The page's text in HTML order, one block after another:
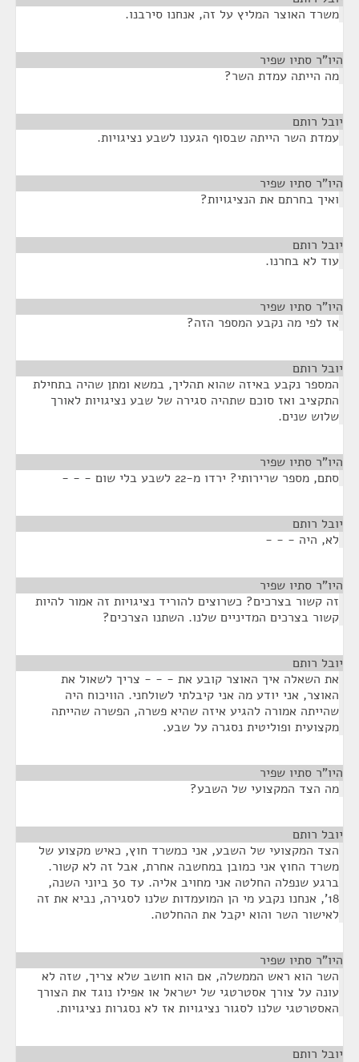
משרד האוצר המליץ על זה, אנחנו סירבנו.
היו"ר סתיו שפיר
מה הייתה עמדת השר?
יובל רותם
עמדת השר הייתה שבסוף הגענו לשבע נציגויות.
היו"ר סתיו שפיר
ואיך בחרתם את הנציגויות?
יובל רותם
עוד לא בחרנו.
היו"ר סתיו שפיר
אז לפי מה נקבע המספר הזה?
יובל רותם
המספר נקבע באיזה שהוא תהליך, במשא ומתן שהיה בתחילת
התקציב ואז סוכם שתהיה סגירה של שבע נציגויות לאורך
שלוש שנים.
היו"ר סתיו שפיר
סתם, מספר שרירותי? ירדו מ-22 לשבע בלי שום - - -
יובל רותם
לא, היה - - -
היו"ר סתיו שפיר
זה קשור בצרכים? כשרוצים להוריד נציגויות זה אמור להיות
קשור בצרכים המדיניים שלנו. השתנו הצרכים?
יובל רותם
את השאלה איך האוצר קובע את - - - צריך לשאול את
האוצר, אני יודע מה אני קיבלתי לשולחני. הוויכוח היה
שהייתה אמורה להגיע איזה שהיא פשרה, הפשרה שהייתה
מקצועית ופוליטית נסגרה על שבע.
היו"ר סתיו שפיר
מה הצד המקצועי של השבע?
יובל רותם
הצד המקצועי של השבע, אני כמשרד חוץ, כאיש מקצוע של
משרד החוץ אני כמובן במחשבה אחרת, אבל זה לא קשור.
ברגע שנפלה החלטה אני מחויב אליה. עד 30 ביוני השנה,
18', אנחנו נקבע מי הן המועמדות שלנו לסגירה, נביא את זה
לאישור השר והוא יקבל את ההחלטה.
היו"ר סתיו שפיר
השר הוא ראש הממשלה, אם הוא חושב שלא צריך, שזה לא
עונה על צורך אסטרטגי של ישראל או אפילו נוגד את הצורך
האסטרטגי שלנו לסגור נציגויות אז לא נסגרות נציגויות.
יובל רותם